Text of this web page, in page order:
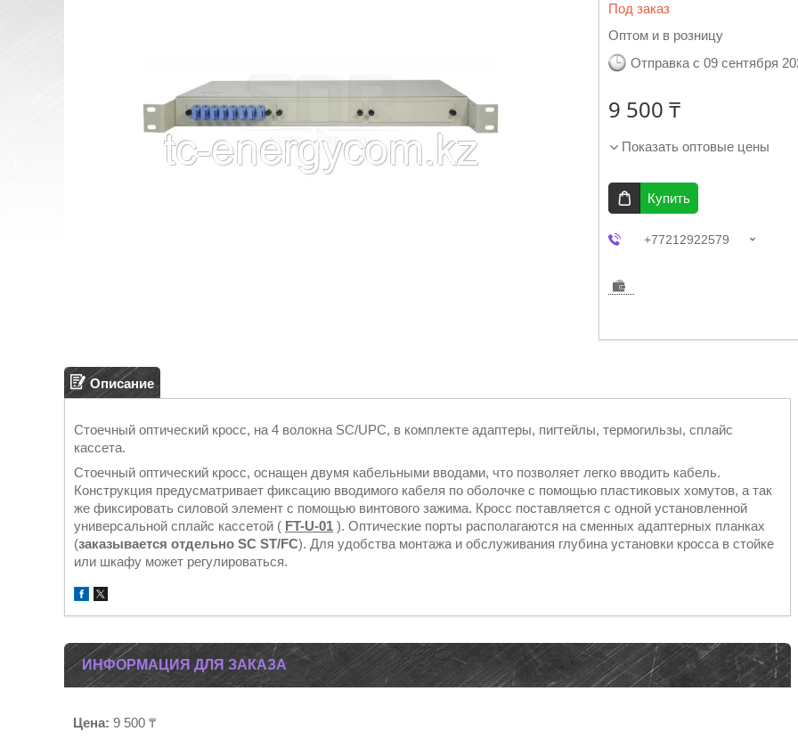
Под заказ
Оптом и в розницу
Отправка с 09 сентября
9 500 ₸
Показать оптовые цены
Купить
+77212922579
Описание
Стоечный оптический кросс, на 4 волокна SC/UPC, в комплекте адаптеры, пигтейлы, термогильзы, сплайс
кассета.
Стоечный оптический кросс, оснащен двумя кабельными вводами, что позволяет легко вводить кабель.
Конструкция предусматривает фиксацию вводимого кабеля по оболочке с помощью пластиковых хомутов, а так
же фиксировать силовой элемент с помощью винтового зажима. Кросс поставляется с одной установленной
универсальной сплайс кассетой ( FT-U-01 ). Оптические порты располагаются на сменных адаптерных планках
(заказывается отдельно SC ST/FC). Для удобства монтажа и обслуживания глубина установки кросса в стойке
или шкафу может регулироваться.
ИНФОРМАЦИЯ ДЛЯ ЗАКАЗА
Цена: 9 500 ₸